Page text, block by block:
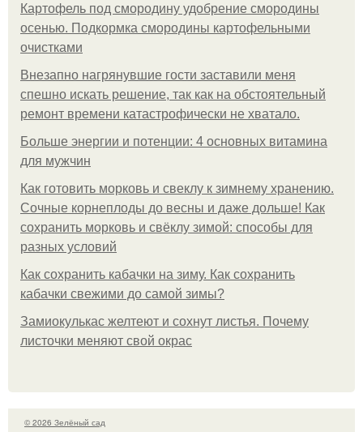
Картофель под смородину удобрение смородины
осенью. Подкормка смородины картофельными
очистками
Внезапно нагрянувшие гости заставили меня
спешно искать решение, так как на обстоятельный
ремонт времени катастрофически не хватало.
Больше энергии и потенции: 4 основных витамина
для мужчин
Как готовить морковь и свеклу к зимнему хранению.
Сочные корнеплоды до весны и даже дольше! Как
сохранить морковь и свёклу зимой: способы для
разных условий
Как сохранить кабачки на зиму. Как сохранить
кабачки свежими до самой зимы?
Замиокулькас желтеют и сохнут листья. Почему
листочки меняют свой окрас
© 2026 Зелёный сад